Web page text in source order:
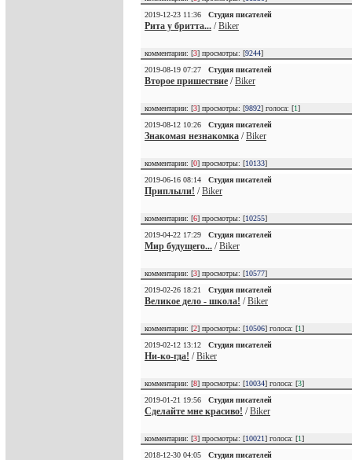
2019-12-23 11:36
Студия писателей
Рита у бритта... /Biker
комментарии: [3] просмотры: [9244]
2019-08-19 07:27
Студия писателей
Второе пришествие /Biker
комментарии: [3] просмотры: [9892] голоса: [1]
2019-08-12 10:26
Студия писателей
Знакомая незнакомка /Biker
комментарии: [0] просмотры: [10133]
2019-06-16 08:14
Студия писателей
Приплыли! /Biker
комментарии: [6] просмотры: [10255]
2019-04-22 17:29
Студия писателей
Мир будущего... /Biker
комментарии: [3] просмотры: [10577]
2019-02-26 18:21
Студия писателей
Великое дело - школа! /Biker
комментарии: [2] просмотры: [10506] голоса: [1]
2019-02-12 13:12
Студия писателей
Ни-ко-гда! /Biker
комментарии: [8] просмотры: [10034] голоса: [3]
2019-01-21 19:56
Студия писателей
Сделайте мне красиво! /Biker
комментарии: [3] просмотры: [10021] голоса: [1]
2018-12-30 04:05
Студия писателей